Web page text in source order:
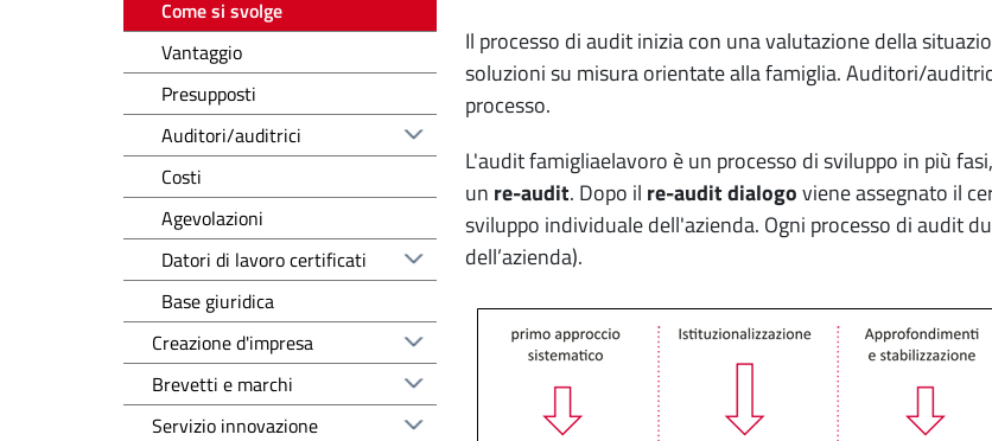
Il processo di audit inizia con una valutazione della
soluzioni su misura orientate alla famiglia. Auditori/
processo.
L'audit famigliaelavoro è un processo di sviluppo in più
un re-audit. Dopo il re-audit dialogoviene assegnato il
sviluppo individuale dell'azienda. Ogni processo di audit
dell’azienda).
Come si svolge
Vantaggio
Presupposti
Auditori/auditrici
Costi
Agevolazioni
Datori di lavoro certificati
Base giuridica
Creazione d'impresa
Brevetti e marchi
Servizio innovazione